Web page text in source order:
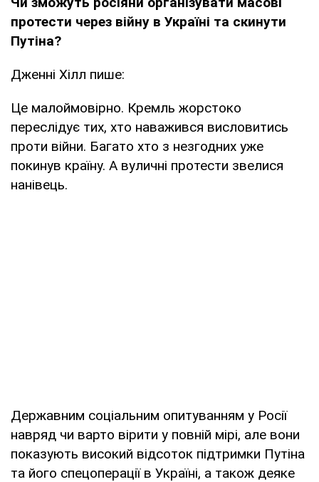
протести через війну в Україні та скинути
Путіна?
Дженні Хілл пише:
Це малоймовірно. Кремль жорстоко
переслідує тих, хто наважився висловитись
проти війни. Багато хто з незгодних уже
покинув країну. А вуличні протести звелися
нанівець.
Державним соціальним опитуванням у Росії
навряд чи варто вірити у повній мірі, але вони
показують високий відсоток підтримки Путіна
та його спецоперації в Україні, а також деяке